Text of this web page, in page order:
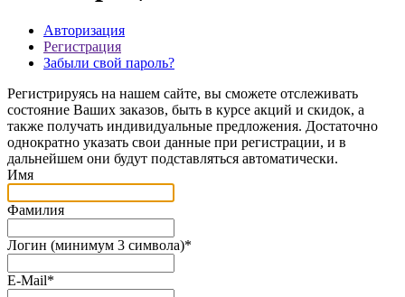
Авторизация
Регистрация
Забыли свой пароль?
Регистрируясь на нашем сайте, вы сможете отслеживать
состояние Ваших заказов, быть в курсе акций и скидок, а
также получать индивидуальные предложения. Достаточно
однократно указать свои данные при регистрации, и в
дальнейшем они будут подставляться автоматически.
Имя
Фамилия
Логин (минимум 3 символа)*
E-Mail*